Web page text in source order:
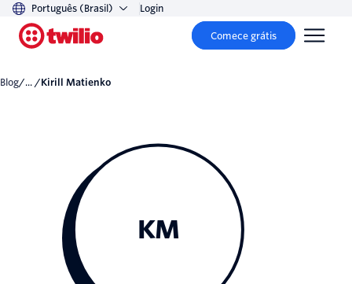
Português (Brasil) Login
Comece grátis
Blog/... / Kirill Matienko
KM